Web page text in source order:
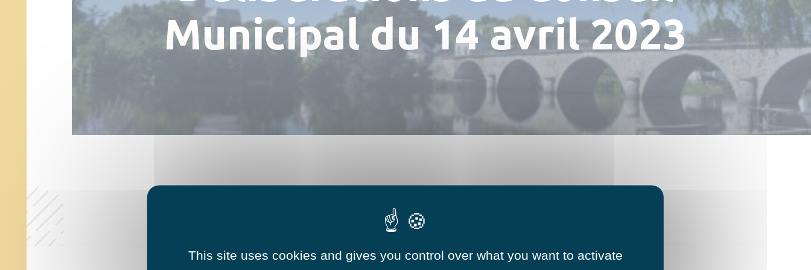
Numéros utiles
Réserver une salle
Hébergements
Municipal du 14 avril 2023
This site uses cookies and gives you control over what you want to activate